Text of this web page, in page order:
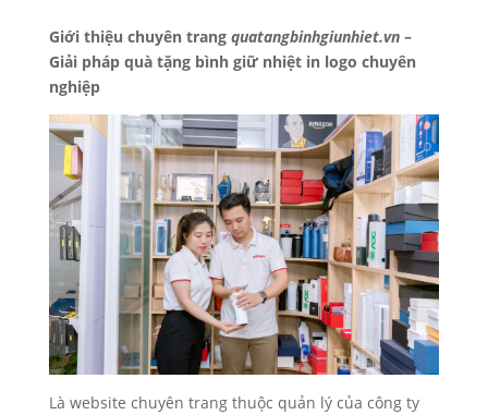
Giới thiệu chuyên trang quatangbinhgiunhiet.vn–
Giải pháp quà tặng bình giữ nhiệt in logo chuyên
nghiệp
Là website chuyên trang thuộc quản lý của công ty